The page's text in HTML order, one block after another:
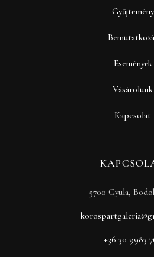
Gyűjtemény
Események
Vásárolunk
Kapcsolat
5700 Gyula,
+36 30 9983